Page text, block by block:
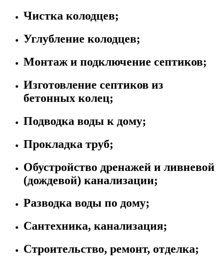
Чистка колодцев;
Углубление колодцев;
Монтаж и подключение септиков;
Изготовление септиков из
бетонных колец;
Подводка воды к дому;
Прокладка труб;
Обустройство дренажей и ливневой
(дождевой) канализации;
Разводка воды по дому;
Cантехника, канализация;
Строительство, ремонт, отделка;